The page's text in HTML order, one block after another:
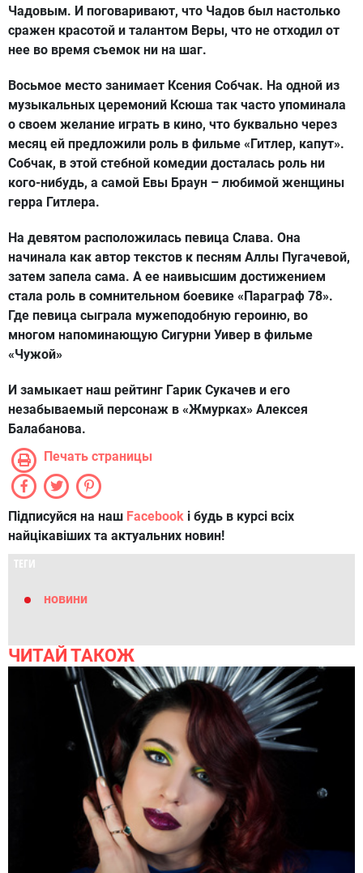
Чадовым. И поговаривают, что Чадов был настолько
сражен красотой и талантом Веры, что не отходил от
нее во время съемок ни на шаг.
Восьмое место занимает Ксения Собчак. На одной из
музыкальных церемоний Ксюша так часто упоминала
о своем желание играть в кино, что буквально через
месяц ей предложили роль в фильме «Гитлер, капут».
Собчак, в этой стебной комедии досталась роль ни
кого-нибудь, а самой Евы Браун – любимой женщины
герра Гитлера.
На девятом расположилась певица Слава. Она
начинала как автор текстов к песням Аллы Пугачевой,
затем запела сама. А ее наивысшим достижением
стала роль в сомнительном боевике «Параграф 78».
Где певица сыграла мужеподобную героиню, во
многом напоминающую Сигурни Уивер в фильме
«Чужой»
И замыкает наш рейтинг Гарик Сукачев и его
незабываемый персонаж в «Жмурках» Алексея
Балабанова.
Печать страницы
Підписуйся на наш Facebook і будь в курсі всіх
найцікавіших та актуальних новин!
ТЕГИ
новини
ЧИТАЙ ТАКОЖ